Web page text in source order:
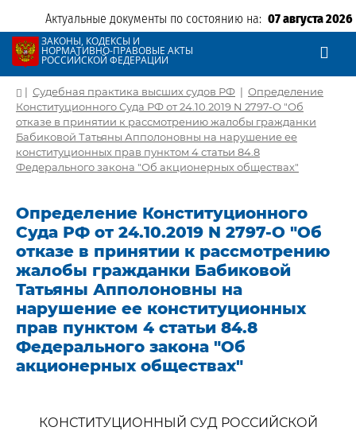
Актуальные документы по состоянию на: 07 августа 2026
ЗАКОНЫ, КОДЕКСЫ И
НОРМАТИВНО-ПРАВОВЫЕ АКТЫ
РОССИЙСКОЙ ФЕДЕРАЦИИ
| Судебная практика высших судов РФ | Определение
Конституционного Суда РФ от 24.10.2019 N 2797-О "Об
отказе в принятии к рассмотрению жалобы гражданки
Бабиковой Татьяны Апполоновны на нарушение ее
конституционных прав пунктом 4 статьи 84.8
Федерального закона "Об акционерных обществах"
Определение Конституционного
Суда РФ от 24.10.2019 N 2797-О "Об
отказе в принятии к рассмотрению
жалобы гражданки Бабиковой
Татьяны Апполоновны на
нарушение ее конституционных
прав пунктом 4 статьи 84.8
Федерального закона "Об
акционерных обществах"
КОНСТИТУЦИОННЫЙ СУД РОССИЙСКОЙ